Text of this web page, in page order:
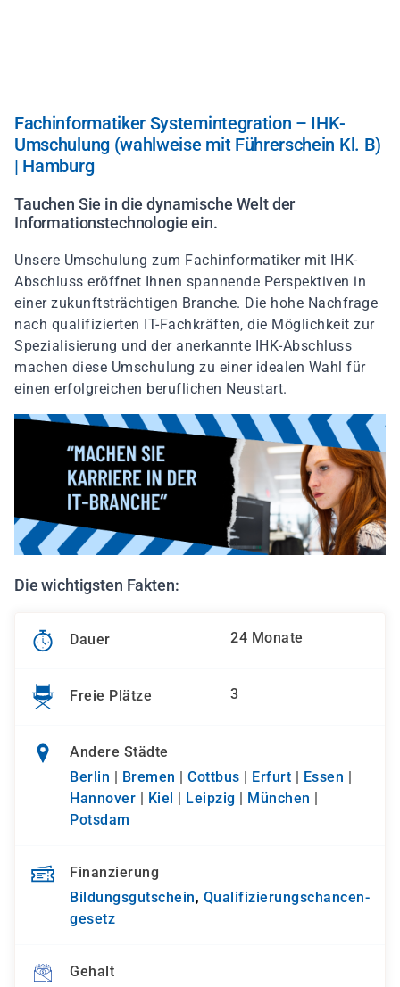
Fachinformatiker Systemintegration – IHK-
Umschulung (wahlweise mit Führerschein Kl. B)
| Hamburg
Tauchen Sie in die dynamische Welt der
Informationstechnologie ein.
Unsere Umschulung zum Fachinformatiker mit IHK-
Abschluss eröffnet Ihnen spannende Perspektiven in
einer zukunftsträchtigen Branche. Die hohe Nachfrage
nach qualifizierten IT-Fachkräften, die Möglichkeit zur
Spezialisierung und der anerkannte IHK-Abschluss
machen diese Umschulung zu einer idealen Wahl für
einen erfolgreichen beruflichen Neustart.
Die wichtigsten Fakten:
Dauer 24 Monate
Freie Plätze 3
Andere Städte
Berlin
Bremen Cottbus Erfurt Essen
Hannover
Kiel Leipzig München
Potsdam
Finanzierung
Bildungsgutschein, Qualifizierungs­chancen­
gesetz
Gehalt